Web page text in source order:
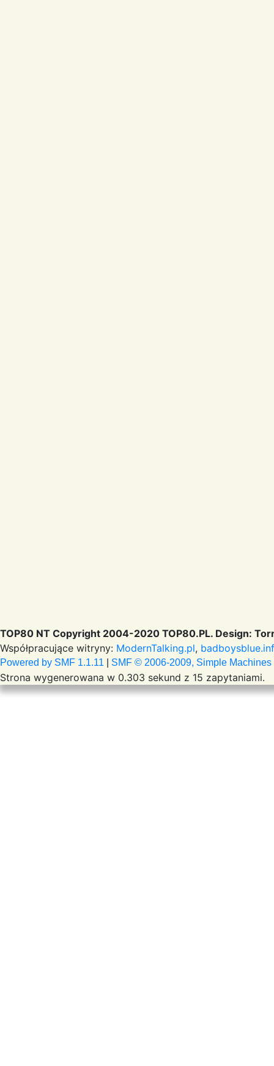
TOP80 NT Copyright 2004-2020 TOP80.PL. Design:
Współpracujące witryny: ModernTalking.pl,
Powered by SMF 1.1.11 SMF © 2006-2009, Simple Machines
Strona wygenerowana w 0.303 sekund z 15 zapytaniami.